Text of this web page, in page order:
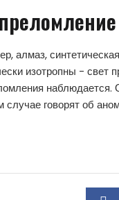
алмаз,
изотропны - свет
говорят об